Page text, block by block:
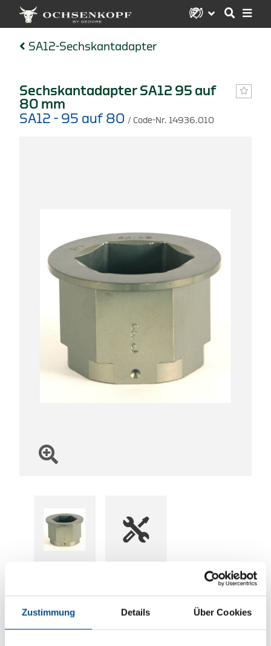
Zustimmung Details Über Cookies
SA12-Sechskantadapter
Sechskantadapter SA12 95 auf
80 mm
SA12 - 95 auf 80 / Code-Nr. 14936.010